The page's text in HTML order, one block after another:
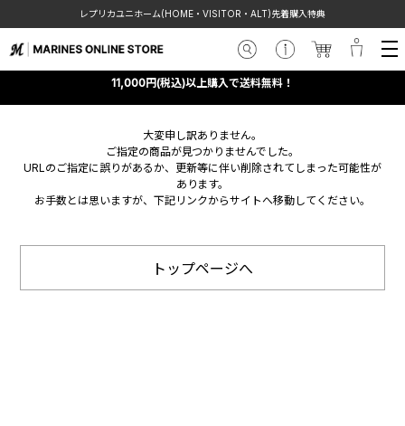
レプリカユニホーム(HOME・VISITOR・ALT)先着購入特典
11,000円(税込)以上購入で送料無料！
大変申し訳ありません。
ご指定の商品が見つかりませんでした。
URLのご指定に誤りがあるか、更新等に伴い削除されてしまった可能性が
あります。
お手数とは思いますが、下記リンクからサイトへ移動してください。
トップページへ